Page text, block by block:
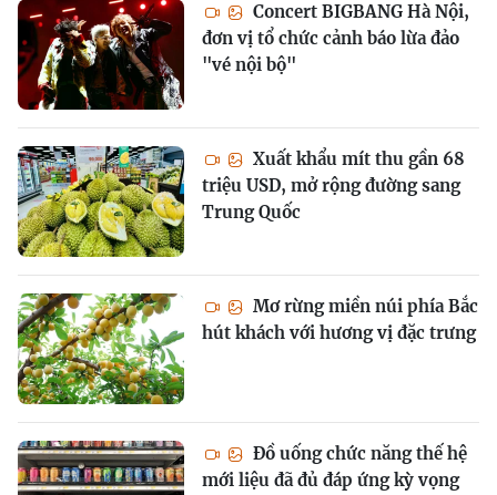
Concert BIGBANG Hà Nội,
đơn vị tổ chức cảnh báo lừa đảo
"vé nội bộ"
Xuất khẩu mít thu gần 68
triệu USD, mở rộng đường sang
Trung Quốc
Mơ rừng miền núi phía Bắc
hút khách với hương vị đặc trưng
Đồ uống chức năng thế hệ
mới liệu đã đủ đáp ứng kỳ vọng